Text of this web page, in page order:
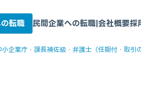
転職 民間企業への転職|会社概要採
小企業庁・課長補佐級・弁護士（任期付・取引